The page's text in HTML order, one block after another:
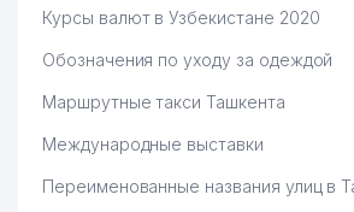
Курсы валют в Узбекистане 2020
Обозначения по уходу за одеждой
Маршрутные такси Ташкента
Международные выставки
Переименованные названия улиц в